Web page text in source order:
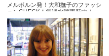
メルボルン発！大和撫子のファッシ
ョンCHECK！毎週水曜更新中！